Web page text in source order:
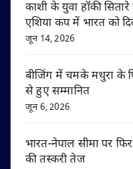
काशी के युवा हॉकी
एशिया कप में भारत को
जून 14, 2026
बीजिंग में चमके मथुरा के
से हुए सम्मानित
जून 6, 2026
भारत-नेपाल सीमा पर
की तस्करी तेज